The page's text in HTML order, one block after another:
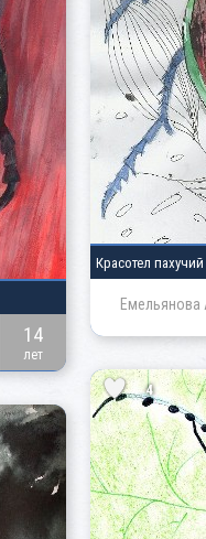
14
лет
Красотел пахучий
4